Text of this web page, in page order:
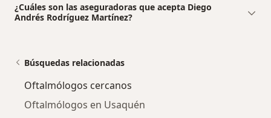
¿Cuáles son las aseguradoras que acepta Diego
Andrés Rodríguez Martínez?
Búsquedas relacionadas
Oftalmólogos cercanos
Oftalmólogos en Usaquén